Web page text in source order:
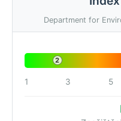
Department for
2
1 3 5